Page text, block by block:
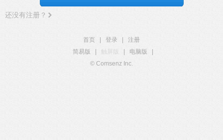
还没有注册？
首页 登录
注册
简易版
触屏版 电脑版
© Comsenz Inc.